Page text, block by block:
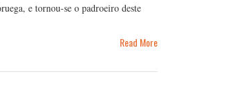
e tornou-se o padroeiro deste
Read More